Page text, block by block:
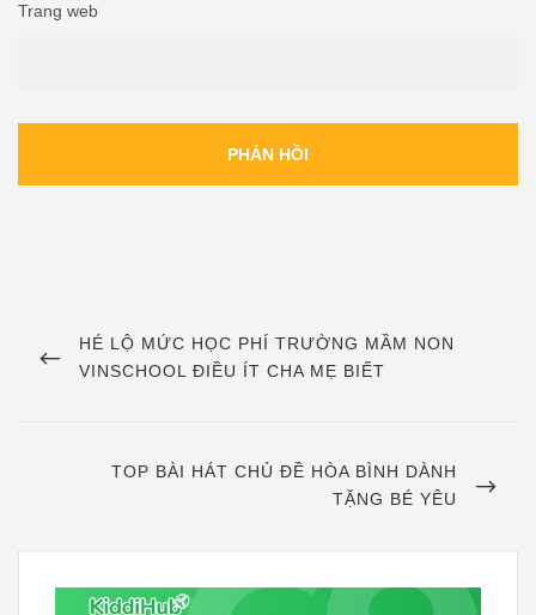
Trang web
hướngPREVIOUS
POST
HÉ LỘ MỨC HỌC PHÍ TRƯỜNG MẦM NON
VINSCHOOL ĐIỀU ÍT CHA MẸ BIẾT
NEXT
TOP BÀI HÁT CHỦ ĐỀ HÒA BÌNH DÀNH
TẶNG BÉ YÊU